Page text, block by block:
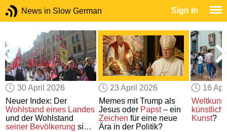
News in Slow German Sign In
30 April 2026
Neuer Index: Der
Wohlstand eines Landes
und der Wohlstand
seiner Bevölkerung sind
23 April 2026
Memes mit Trump als
Jesus oder Papst– ein
Zeichen für eine neue
Ära in der Politik?
16
Kunst?